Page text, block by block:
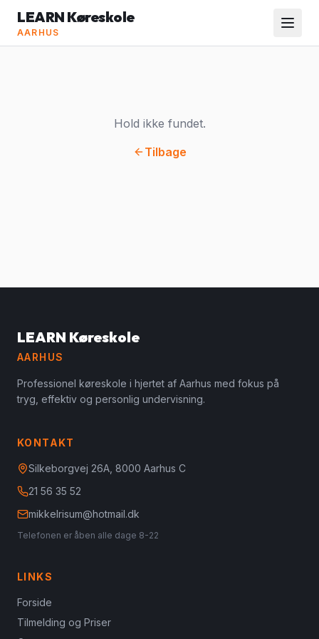
LEARN Køreskole
AARHUS
Hold ikke fundet.
Tilbage
LEARN Køreskole
AARHUS
Professionel køreskole i hjertet af Aarhus med fokus på
tryg, effektiv og personlig undervisning.
KONTAKT
Silkeborgvej 26A, 8000 Aarhus C
21 56 35 52
mikkelrisum@hotmail.dk
Telefonen er åben alle dage 8-22
LINKS
Forside
Tilmelding og Priser